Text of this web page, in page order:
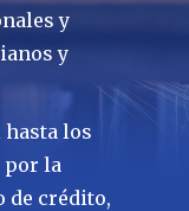
y
y
los
por la
de crédito,